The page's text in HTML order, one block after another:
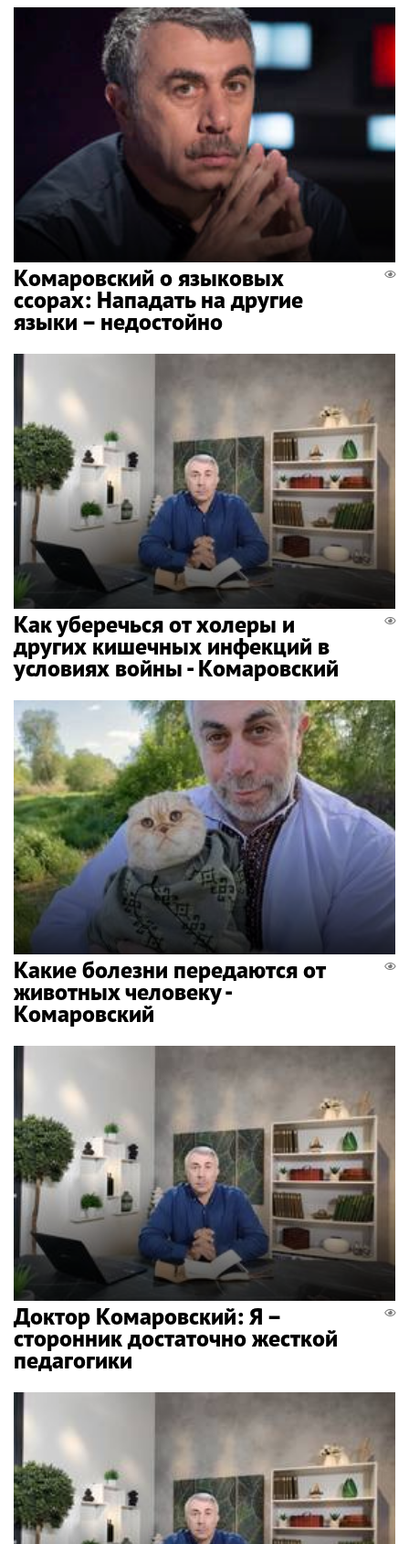
Комаровский о языковых
ссорах: Нападать на другие
языки – недостойно
Как уберечься от холеры и
других кишечных инфекций в
условиях войны - Комаровский
Какие болезни передаются от
животных человеку -
Комаровский
Доктор Комаровский: Я –
сторонник достаточно жесткой
педагогики